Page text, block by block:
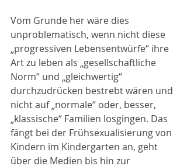
Vom Grunde her wäre dies
unproblematisch, wenn nicht diese
„progressiven Lebensentwürfe“ ihre
Art zu leben als „gesellschaftliche
Norm“ und „gleichwertig“
durchzudrücken bestrebt wären und
nicht auf „normale“ oder, besser,
„klassische“ Familien losgingen. Das
fängt bei der Frühsexualisierung von
Kindern im Kindergarten an, geht
über die Medien bis hin zur